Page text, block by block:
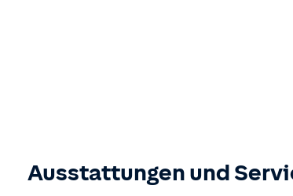
Ausstattungen und